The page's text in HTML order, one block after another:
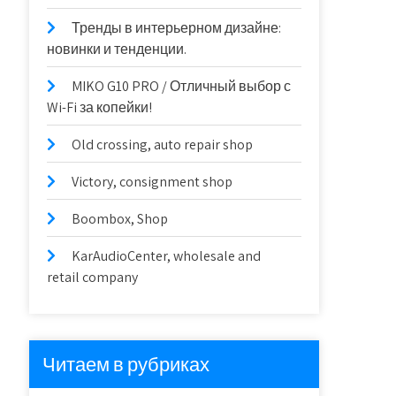
Тренды в интерьерном дизайне:
новинки и тенденции.
MIKO G10 PRO / Отличный выбор с
Wi-Fi за копейки!
Old crossing, auto repair shop
Victory, consignment shop
Boombox, Shop
KarAudioCenter, wholesale and
retail company
Читаем в рубриках